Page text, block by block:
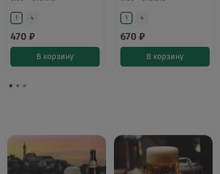
1 4
470 ₽
В корзину
1 4
670 ₽
В корзину